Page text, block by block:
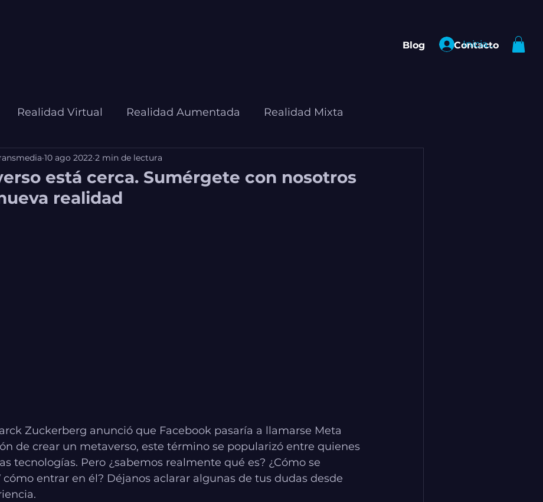
Blog Contacto
Iniciar sesión
Realidad Virtual Realidad Aumentada Realidad Mixta
Inteligencia Artificial
10 ago 2022 2 min de lectura
está cerca. Sumérgete con nosotros
realidad
Zuckerberg anunció que Facebook pasaría a llamarse Meta
de crear un metaverso, este término se popularizó entre quienes
tecnologías. Pero ¿sabemos realmente qué es? ¿Cómo se
cómo entrar en él? Déjanos aclarar algunas de tus dudas desde